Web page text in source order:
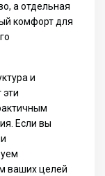
а отдельная
комфорт для
и
Если вы
ваших целей